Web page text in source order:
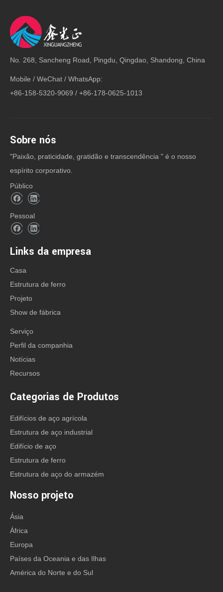
+86-158 5320 9069
+86-178 0625 1013
E-mail:trodasteel@qdxgz.cn
Skype: qd_anna
Endereço: No. 268, Sancheng Road, Pingdu,
No. 268, Sancheng Road, Pingdu, Qingdao, Shandong, China
Mobile / WeChat / WhatsApp:
+86-158-5320-9069 / +86-178-0625-1013
Sobre nós
"Paixão, praticidade, gratidão e transcendência " é o nosso
espírito corporativo.
Público
Pessoal
Links da empresa
Casa
Estrutura de ferro
Projeto
Show de fábrica
Serviço
Perfil da companhia
Notícias
Recursos
Categorias de Produtos
Edifícios de aço agrícola
Estrutura de aço industrial
Edifício de aço
Estrutura de ferro
Estrutura de aço do armazém
Nosso projeto
Ásia
África
Europa
Países da Oceania e das Ilhas
América do Norte e do Sul